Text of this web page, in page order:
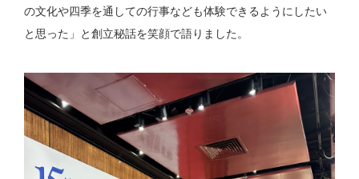
の文化や四季を通しての行事なども体験できるようにしたい
と思った」と創立秘話を笑顔で語りました。